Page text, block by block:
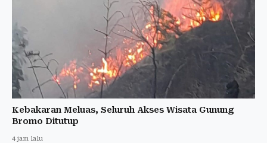
Kebakaran Meluas, Seluruh Akses Wisata Gunung
Bromo Ditutup
4 jam lalu